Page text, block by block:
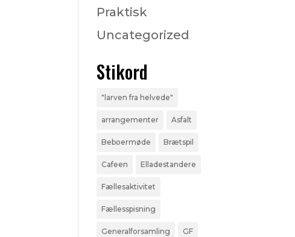
Praktisk
Uncategorized
Stikord
"larven fra helvede"
arrangementer Asfalt
Beboermøde Brætspil
Cafeen Elladestandere
Fællesaktivitet
Fællesspisning
Generalforsamling GF